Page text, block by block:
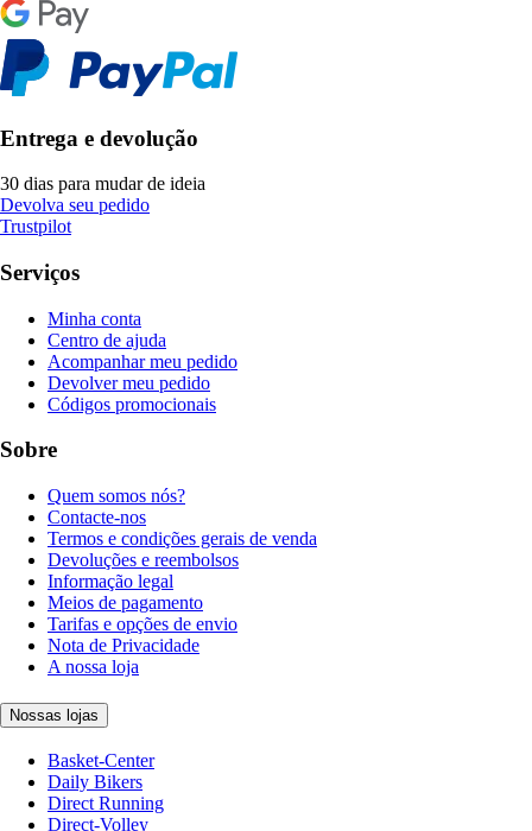
Entrega e devolução
30 dias para mudar de ideia
Devolva seu pedido
Trustpilot
Serviços
Minha conta
Centro de ajuda
Acompanhar meu pedido
Devolver meu pedido
Códigos promocionais
Sobre
Quem somos nós?
Contacte-nos
Termos e condições gerais de venda
Devoluções e reembolsos
Informação legal
Meios de pagamento
Tarifas e opções de envio
Nota de Privacidade
A nossa loja
Nossas lojas
Basket-Center
Daily Bikers
Direct Running
Direct-Volley